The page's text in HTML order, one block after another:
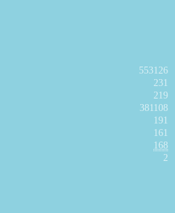
553126
231
219
381108
191
161
168
2